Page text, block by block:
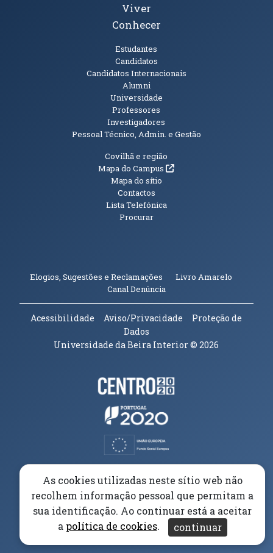
Viver
Conhecer
Estudantes
Candidatos
Candidatos Internacionais
Alumni
Universidade
Professores
Investigadores
Pessoal Técnico, Admin. e Gestão
Informações Adicionais
Covilhã e região
Mapa do Campus(abre em nova janela)
Mapa do sítio
Contactos
Lista Telefónica
Procurar
Elogios, Sugestões e Reclamações Livro Amarelo
Canal Denúncia(abre em nova janela)
Acessibilidade Aviso/Privacidade
Proteção de
Dados
Universidade da Beira Interior© 2026
Parceiros e Financiadores
(abre em nova janela)
(abre em nova janela)
As cookies utilizadas neste sítio web não
recolhem informação pessoal que permitam a
sua identificação. Ao continuar está a aceitar
a política de cookies. continuar